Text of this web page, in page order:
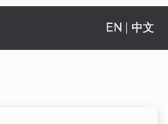
EN 中文